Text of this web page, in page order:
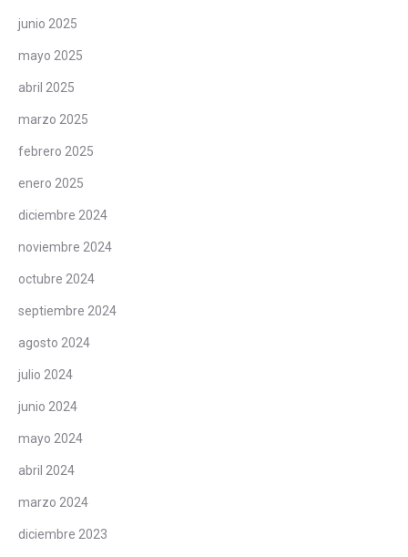
junio 2025
mayo 2025
abril 2025
marzo 2025
febrero 2025
enero 2025
diciembre 2024
noviembre 2024
octubre 2024
septiembre 2024
agosto 2024
julio 2024
junio 2024
mayo 2024
abril 2024
marzo 2024
diciembre 2023